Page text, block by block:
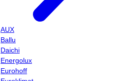
AUX
Ballu
Daichi
Energolux
Eurohoff